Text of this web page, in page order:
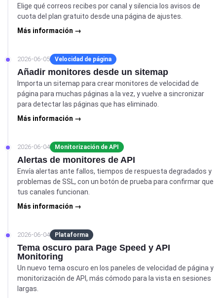
Elige qué correos recibes por canal y silencia los avisos de
cuota del plan gratuito desde una página de ajustes.
Más información →
2026-06-05 Velocidad de página
Añadir monitores desde un sitemap
Importa un sitemap para crear monitores de velocidad de
página para muchas páginas a la vez, y vuelve a sincronizar
para detectar las páginas que has eliminado.
Más información →
2026-06-04 Monitorización de API
Alertas de monitores de API
Envía alertas ante fallos, tiempos de respuesta degradados y
problemas de SSL, con un botón de prueba para confirmar que
tus canales funcionan.
Más información →
2026-06-04 Plataforma
Tema oscuro para Page Speed y API
Monitoring
Un nuevo tema oscuro en los paneles de velocidad de página y
monitorización de API, más cómodo para la vista en sesiones
largas.